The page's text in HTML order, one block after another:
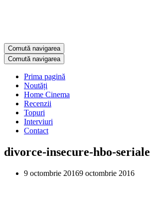
Comută navigarea
Comută navigarea
Prima pagină
Noutăți
Home Cinema
Recenzii
Topuri
Interviuri
Contact
divorce-insecure-hbo-seriale
9 octombrie 20169 octombrie 2016